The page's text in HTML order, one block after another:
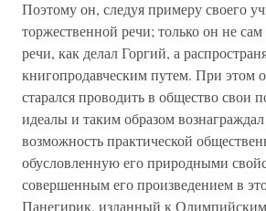
Поэтому он, следуя примеру своего
торжественной речи; только он не
речи, как делал Гор­гий, а
книгопродавческим путем. При этом
старался проводить в общество свои
идеалы и таким образом
возможность практической
обусловленную его природными
совер­шенным его произведением в
Панеги­рик, изданный к Олимпийским